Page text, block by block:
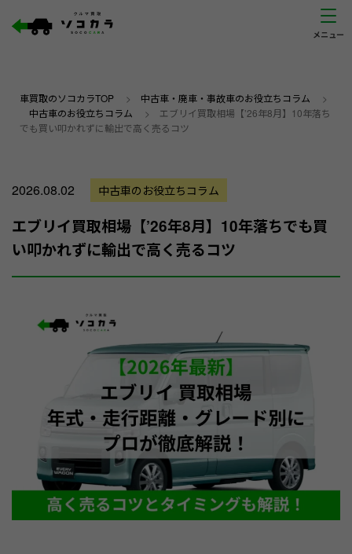
車買取のソコカラTOP > 中古車・廃車・事故車のお役立ちコラム >
中古車のお役立ちコラム > エブリイ買取相場【’26年8月】10年落ち
でも買い叩かれずに輸出で高く売るコツ
2026.08.02 中古車のお役立ちコラム
エブリイ買取相場【’26年8月】10年落ちでも買
い叩かれずに輸出で高く売るコツ